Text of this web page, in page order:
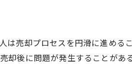
売却プロセスを円滑に進める
却後に問題が発生することがあ